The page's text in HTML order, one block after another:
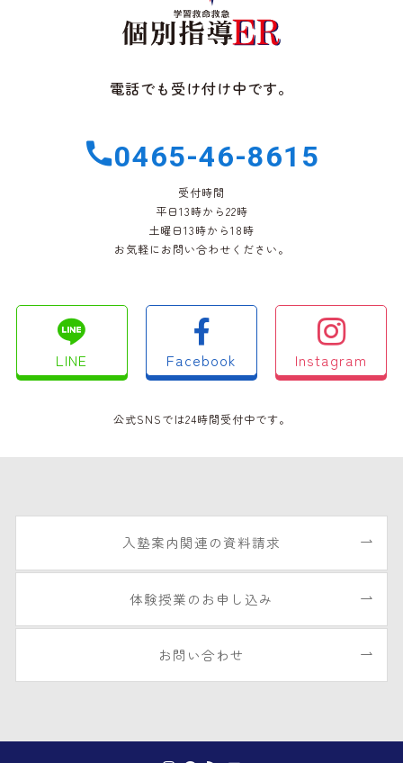
電話でも受け付け中です。
0465-46-8615
受付時間
平日13時から22時
土曜日13時から18時
お気軽にお問い合わせください。
LINE Facebook Instagram
公式SNSでは24時間受付中です。
入塾案内関連の資料請求
体験授業のお申し込み
お問い合わせ